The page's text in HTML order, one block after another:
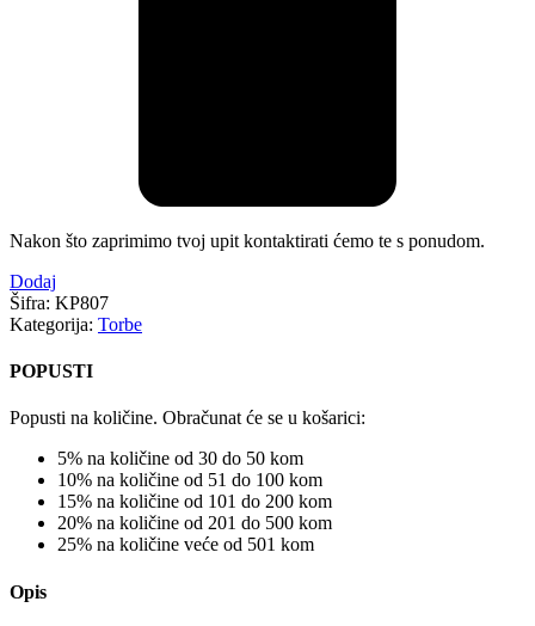
Nakon što zaprimimo tvoj upit kontaktirati ćemo te s ponudom.
Dodaj
Šifra: KP807
Kategorija: Torbe
POPUSTI
Popusti na količine. Obračunat će se u košarici:
5% na količine od 30 do 50 kom
10% na količine od 51 do 100 kom
15% na količine od 101 do 200 kom
20% na količine od 201 do 500 kom
25% na količine veće od 501 kom
Opis